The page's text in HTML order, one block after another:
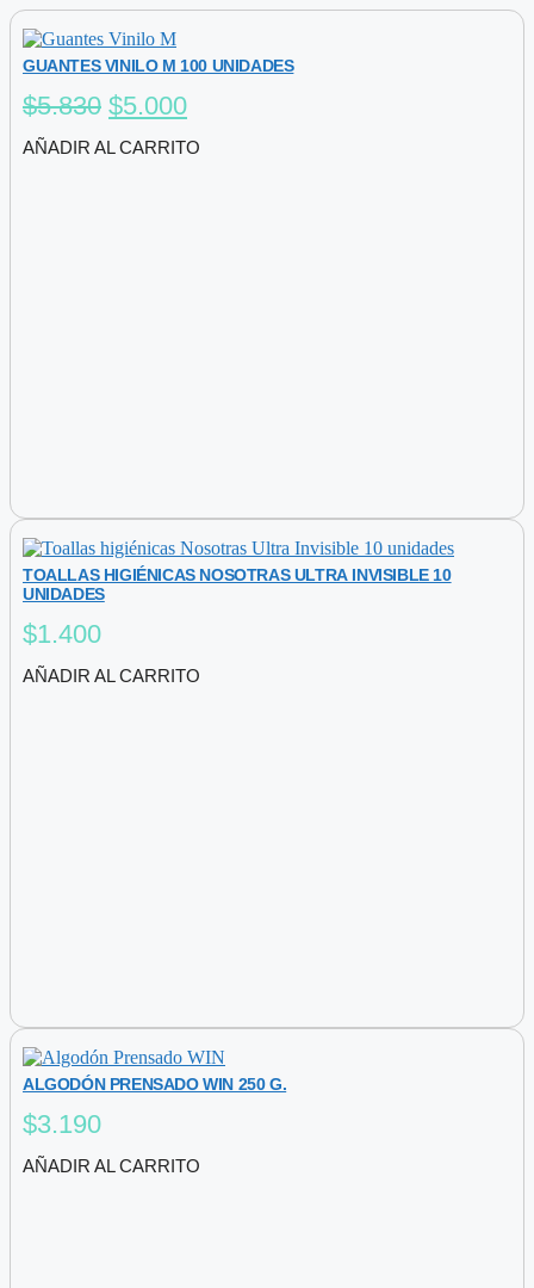
GUANTES VINILO M 100 UNIDADES
$5.830 El
precio
$5.000El
precio
AÑADIR AL CARRITO
TOALLAS HIGIÉNICAS NOSOTRAS ULTRA INVISIBLE 10
UNIDADES
$1.400
AÑADIR AL CARRITO
ALGODÓN PRENSADO WIN 250 G.
$3.190
AÑADIR AL CARRITO